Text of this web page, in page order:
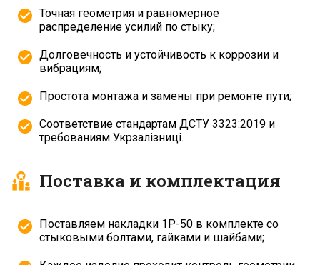
Точная геометрия и равномерное
распределение усилий по стыку;
Долговечность и устойчивость к коррозии и
вибрациям;
Простота монтажа и замены при ремонте пути;
Соответствие стандартам ДСТУ 3323:2019 и
требованиям Укрзалізниці.
Поставка и комплектация
Поставляем накладки 1Р-50 в комплекте со
стыковыми болтами, гайками и шайбами;